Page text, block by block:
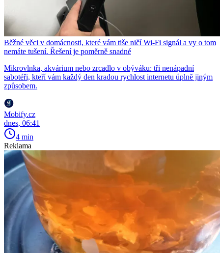
Běžné věci v domácnosti, které vám tiše ničí Wi-Fi signál a vy o tom
nemáte tušení. Řešení je poměrně snadné
Mikrovlnka, akvárium nebo zrcadlo v obýváku: tři nenápadní
sabotéři, kteří vám každý den kradou rychlost internetu úplně jiným
způsobem.
Mobify.cz
dnes, 06:41
4 min
Reklama